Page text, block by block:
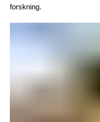
forskning.